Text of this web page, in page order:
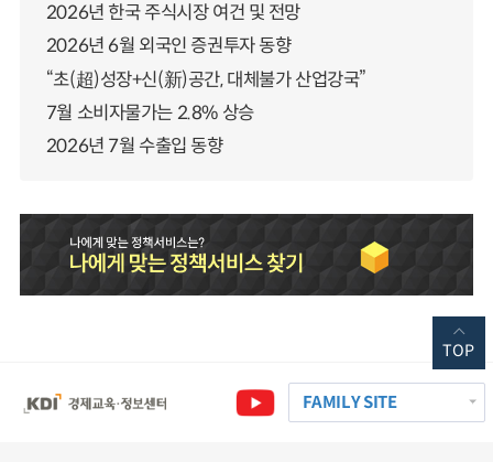
2026년 한국 주식시장 여건 및 전망
2026년 6월 외국인 증권투자 동향
“초(超)성장+신(新)공간, 대체불가 산업강국”
7월 소비자물가는 2.8% 상승
2026년 7월 수출입 동향
FAMILY SITE
TOP